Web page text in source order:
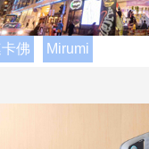
佛 Mirumi